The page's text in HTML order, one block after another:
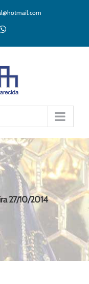
WhatsApp
27/10/2014